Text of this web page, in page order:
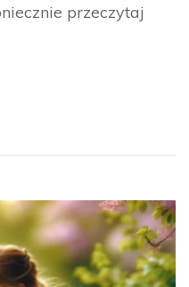
przeczytaj